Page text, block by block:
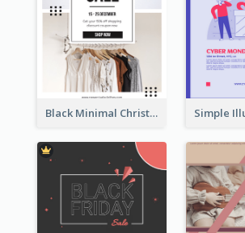
Black Minimal Christmas Shopping Sale Poster